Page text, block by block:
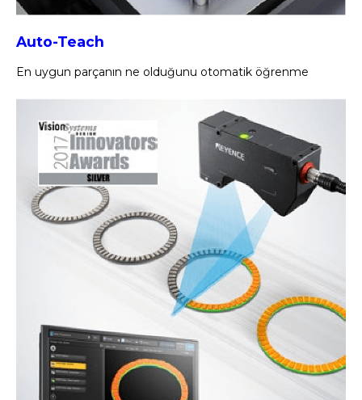
Auto-Teach
En uygun parçanın ne olduğunu otomatik öğrenme